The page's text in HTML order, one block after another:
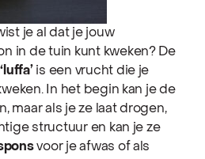
je al dat je jouw
in de tuin kunt kweken? De
is een vrucht die je
In het begin kan je de
maar als je ze laat drogen,
structuur en kan je ze
voor je afwas of als